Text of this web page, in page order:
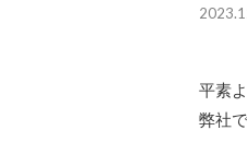
平素
弊社